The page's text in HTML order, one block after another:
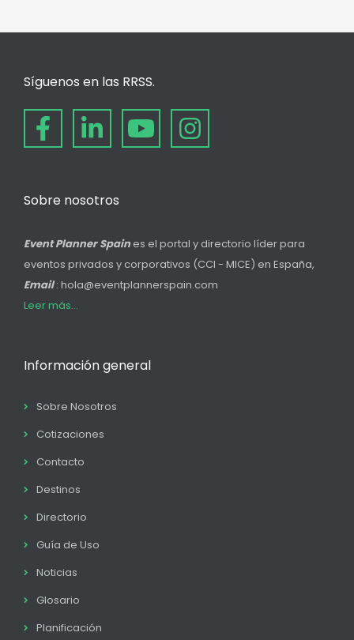
Síguenos en las RRSS.
Sobre nosotros
Event Planner Spain es el portal y directorio líder para
eventos privados y corporativos (CCI - MICE) en España,
Email: hola@eventplannerspain.com
Leer más...
Información general
Sobre Nosotros
Cotizaciones
Contacto
Destinos
Directorio
Guía de Uso
Noticias
Glosario
Planificación